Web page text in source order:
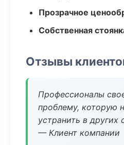
Прозрачное
Собственная
Отзывы
Профессионалы
проблему, которую
устранить в других
— Клиент компании